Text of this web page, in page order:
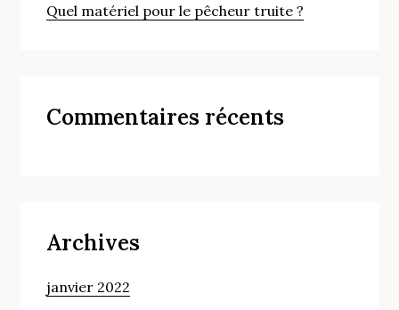
Quel matériel pour le pêcheur truite ?
Commentaires récents
Archives
janvier 2022